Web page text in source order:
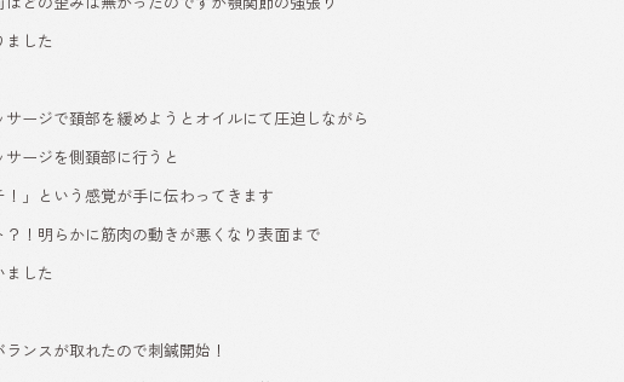
ました
サージで頚部を緩めようとオイルにて圧迫しながら
サージを側頚部に行うと
！」という感覚が手に伝わってきます
？！明らかに筋肉の動きが悪くなり表面まで
ました
ランスが取れたので刺鍼開始！